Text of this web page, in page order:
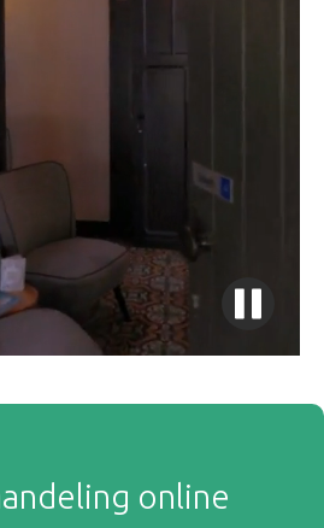
online